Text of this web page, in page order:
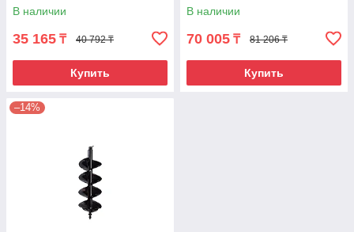
В наличии
35 165 ₸ 40 792 ₸
Купить
В наличии
70 005 ₸ 81 206 ₸
Купить
–14%